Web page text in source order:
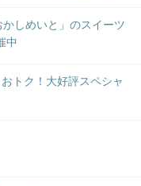
かしめいと」のスイーツ
中
トク！大好評スペシャ